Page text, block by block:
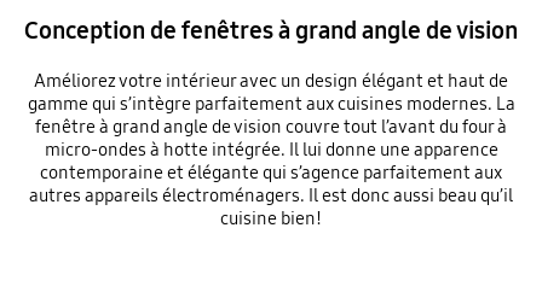
Conception de fenêtres à grand angle de vision
Améliorez votre intérieur avec un design élégant et haut de
gamme qui s’intègre parfaitement aux cuisines modernes. La
fenêtre à grand angle de vision couvre tout l’avant du four à
micro-ondes à hotte intégrée. Il lui donne une apparence
contemporaine et élégante qui s’agence parfaitement aux
autres appareils électroménagers. Il est donc aussi beau qu’il
cuisine bien!